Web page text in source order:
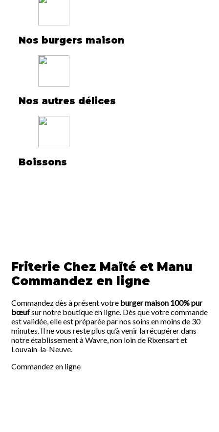
Nos burgers maison
Nos autres délices
Boissons
Friterie Chez Maïté et Manu
Commandez en ligne
Commandez dès à présent votre burger maison 100% pur
bœufsur notre boutique en ligne. Dès que votre commande
est validée, elle est préparée par nos soins en moins de 30
minutes. Il ne vous reste plus qu’à venir la récupérer dans
notre établissement à Wavre, non loin de Rixensart et
Louvain-la-Neuve.
Commandez en ligne